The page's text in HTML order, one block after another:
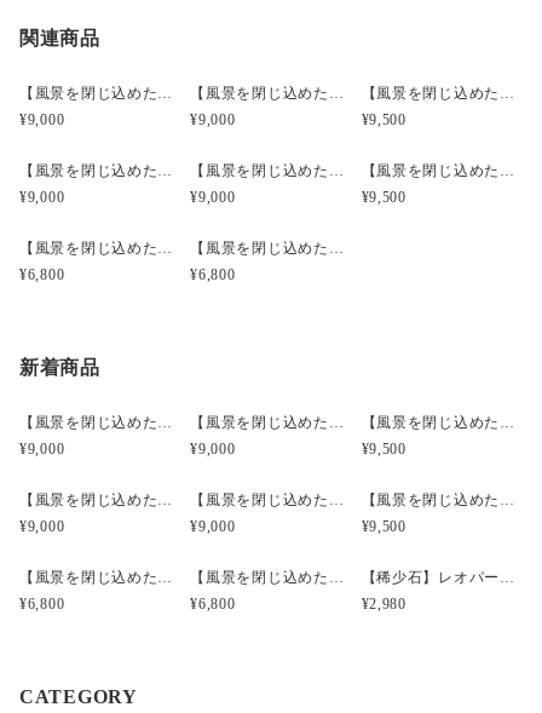
オパールが入り込む、いわゆるマトリックスオパールの一種で
「レオパードオパール」と呼ばれます。
気が高いです。
※黒い母岩のマトリックスオパールは他国でも算出されます
指します。
宅急便コンパクト
¥20,000以上のご注文で送料無料
関連商品
【風景を閉じ込めたモスアゲートルースフレーム】【インドネシア産】MA3201
¥9,000
【風景を閉じ込めたモスアゲートルースフレーム】【インドネシア産】MA4103
¥9,000
【風景を閉じ込めたモスアゲートルースフレーム】【インドネシア産】MA4603
¥9,500
【風景を閉じ込めたモスアゲートルースフレーム】【インドネシア産】MA4604
¥9,000
【風景を閉じ込めたモスアゲートルースフレーム】【インドネシア産】MA4606
¥9,000
【風景を閉じ込めたモスアゲートルースフレーム】【インドネシア産】MA5002
¥9,500
【風景を閉じ込めたモスアゲートルースフレーム】【インドネシア産】MA1601
¥6,800
【風景を閉じ込めたモスアゲートルースフレーム】【インドネシア産】MA1602
¥6,800
新着商品
【風景を閉じ込めたモスアゲートルースフレーム】【インドネシア産】MA3201
¥9,000
【風景を閉じ込めたモスアゲートルースフレーム】【インドネシア産】MA4103
¥9,000
【風景を閉じ込めたモスアゲートルースフレーム】【インドネシア産】MA4603
¥9,500
【風景を閉じ込めたモスアゲートルースフレーム】【インドネシア産】MA4604
¥9,000
【風景を閉じ込めたモスアゲートルースフレーム】【インドネシア産】MA4606
¥9,000
【風景を閉じ込めたモスアゲートルースフレーム】【インドネシア産】MA5002
¥9,500
【風景を閉じ込めたモスアゲートルースフレーム】【インドネシア産】MA1601
¥6,800
【風景を閉じ込めたモスアゲートルースフレーム】【インドネシア産】MA1602
¥6,800
【稀少石】レオパードオパール（ミニボトル）
¥2,980
CATEGORY